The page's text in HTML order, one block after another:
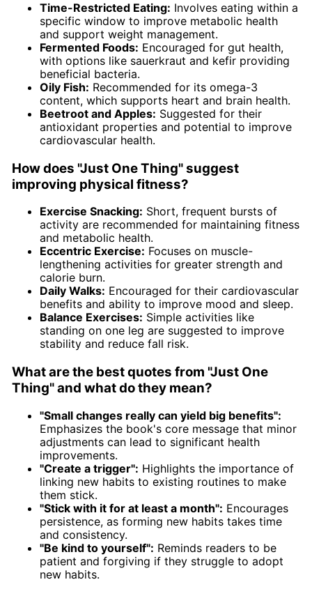
Time-Restricted Eating: Involves eating within a
specific window to improve metabolic health
and support weight management.
Fermented Foods: Encouraged for gut health,
with options like sauerkraut and kefir providing
beneficial bacteria.
Oily Fish: Recommended for its omega-3
content, which supports heart and brain health.
Beetroot and Apples: Suggested for their
antioxidant properties and potential to improve
cardiovascular health.
How does "Just One Thing" suggest
improving physical fitness?
Exercise Snacking: Short, frequent bursts of
activity are recommended for maintaining fitness
and metabolic health.
Eccentric Exercise: Focuses on muscle-
lengthening activities for greater strength and
calorie burn.
Daily Walks: Encouraged for their cardiovascular
benefits and ability to improve mood and sleep.
Balance Exercises: Simple activities like
standing on one leg are suggested to improve
stability and reduce fall risk.
What are the best quotes from "Just One
Thing" and what do they mean?
"Small changes really can yield big benefits":
Emphasizes the book's core message that minor
adjustments can lead to significant health
improvements.
"Create a trigger": Highlights the importance of
linking new habits to existing routines to make
them stick.
"Stick with it for at least a month": Encourages
persistence, as forming new habits takes time
and consistency.
"Be kind to yourself": Reminds readers to be
patient and forgiving if they struggle to adopt
new habits.